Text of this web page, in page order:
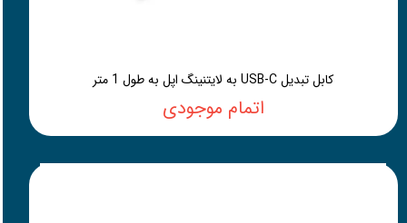
کابل تبدیل USB-C به لایتنینگ اپل به طول 1 متر
اتمام موجودی